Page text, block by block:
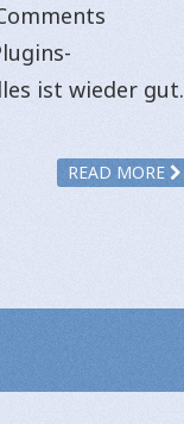
ist wieder gut.
READ MORE